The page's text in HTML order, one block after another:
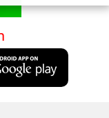
ช้สิทธิตามกฎหมาย
แต่ความจริงก็คือ